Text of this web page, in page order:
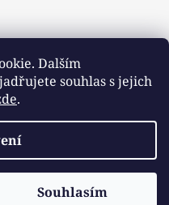
Dalším
souhlas s jejich
.
Souhlasím
práva vyhrazena.
cookies